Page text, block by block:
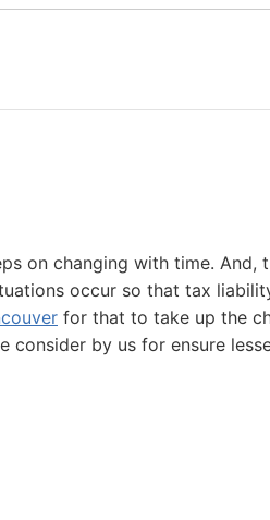
on changing with time. And,
occur so that tax
for that to take up the
consider by us for ensure